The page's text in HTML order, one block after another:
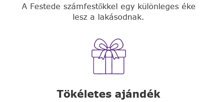
A Festede számfestőkkel egy különleges éke
lesz a lakásodnak.
Tökéletes ajándék